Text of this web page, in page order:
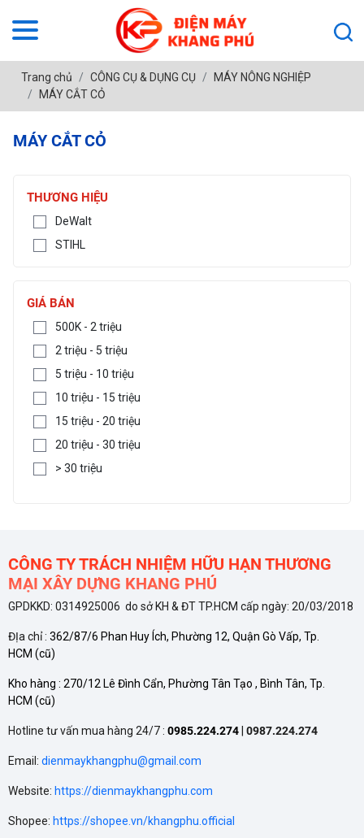
Trang chủ CÔNG CỤ & DỤNG CỤ
MÁY NÔNG NGHIỆP
MÁY CẮT CỎ
MÁY CẮT CỎ
THƯƠNG HIỆU
DeWalt
STIHL
GIÁ BÁN
500K - 2 triệu
2 triệu - 5 triệu
5 triệu - 10 triệu
10 triệu - 15 triệu
15 triệu - 20 triệu
20 triệu - 30 triệu
> 30 triệu
CÔNG TY TRÁCH NHIỆM HỮU HẠN THƯƠNG
MẠI XÂY DỰNG KHANG PHÚ
GPDKKD: 0314925006 do sở KH & ĐT TP.HCM cấp ngày: 20/03/2018
ĐỊa chỉ : 362/87/6 Phan Huy Ích, Phường 12, Quận Gò Vấp, Tp.
HCM (cũ)
Kho hàng : 270/12 Lê Đình Cẩn, Phường Tân Tạo , Bình Tân, Tp.
HCM (cũ)
Hotline tư vấn mua hàng 24/7 : 0985.224.274 0987.224.274
Email: dienmaykhangphu@gmail.com
Website: https://dienmaykhangphu.com
Shopee: https://shopee.vn/khangphu.official